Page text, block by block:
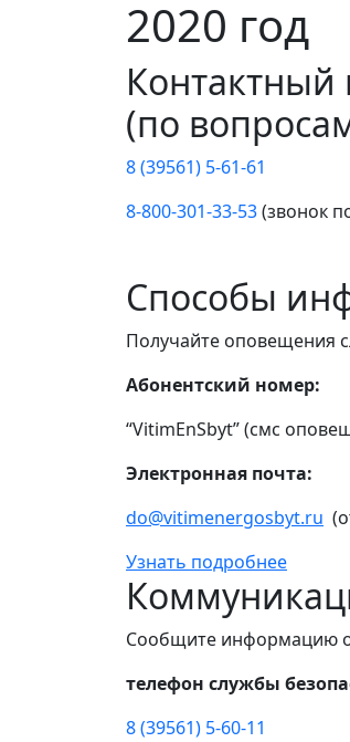
2020 год
Контактный
(по
8 (39561) 5-61-61
8-800-301-33-53(звонок
Способы
Получайте оповещения
Абонентский номер:
“VitimEnSbyt” (смс
Электронная почта:
do@vitimenergosbyt.ru
Узнать подробнее
Сообщите информацию о
телефон службы
8 (39561) 5-60-11